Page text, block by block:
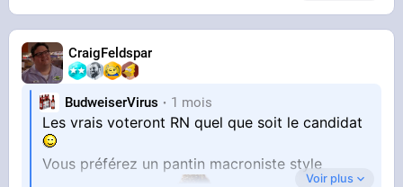
CraigFeldspar
BudweiserVirus 1 mois
Les vrais voteront RN quel que soit le candidat
Vous préférez un pantin macroniste style
Voir plus